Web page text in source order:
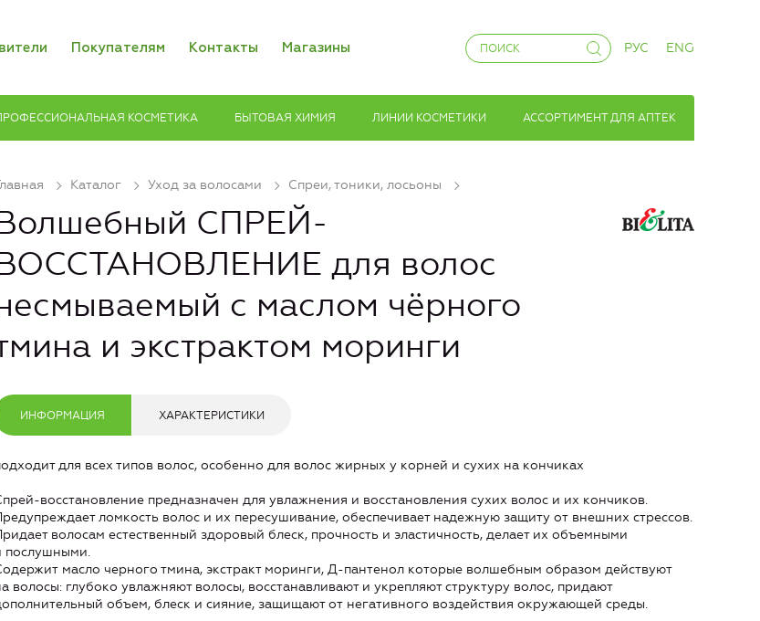
Покупателям Контакты Магазины РУС ENG
КОСМЕТИКА БЫТОВАЯ ХИМИЯ ЛИНИИ КОСМЕТИКИ АССОРТИМЕНТ ДЛЯ АПТЕК
Каталог Уход за волосами Спреи, тоники, лосьоны
СПРЕЙ-
для волос
с маслом чёрного
и экстрактом моринги
ИНФОРМАЦИЯ ХАРАКТЕРИСТИКИ
для всех типов волос, особенно для волос жирных у корней и сухих на кончиках
восстановление предназначен для увлажнения и восстановления сухих волос и их кончиков.
ломкость волос и их пересушивание, обеспечивает надежную защиту от внешних стрессов.
волосам естественный здоровый блеск, прочность и эластичность, делает их объемными
послушными.
масло черного тмина, экстракт моринги, Д-пантенол которые волшебным образом действуют
волосы: глубоко увлажняют волосы, восстанавливают и укрепляют структуру волос, придают
объем, блеск и сияние, защищают от негативного воздействия окружающей среды.